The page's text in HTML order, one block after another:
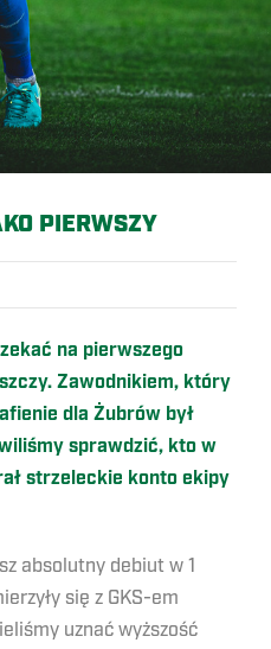
PIERWSZY
na pierwszego
Zawodnikiem, który
dla Żubrów był
sprawdzić, kto w
strzeleckie konto ekipy
absolutny debiut w 1
się z GKS-em
uznać wyższość